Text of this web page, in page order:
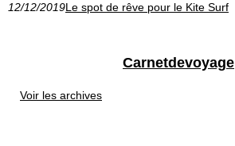
12/12/2019Le spot de rêve pour le Kite Surf
Carnetdevoyage
Voir les archives